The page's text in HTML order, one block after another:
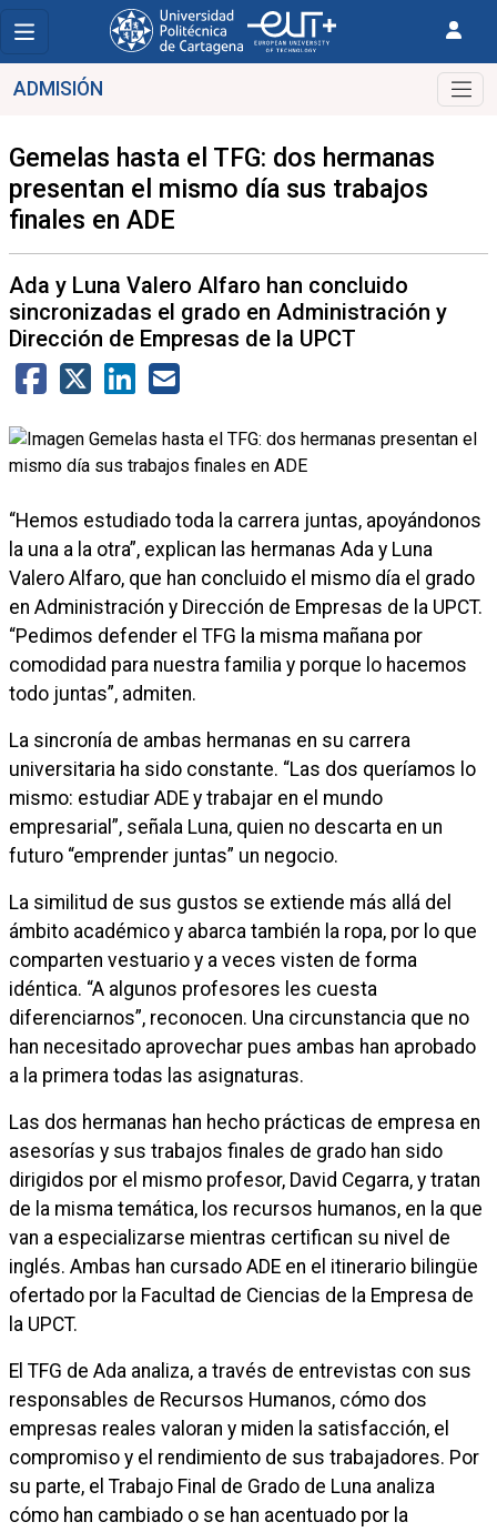
ADMISIÓN
Gemelas hasta el TFG: dos hermanas
presentan el mismo día sus trabajos
finales en ADE
Ada y Luna Valero Alfaro han concluido
sincronizadas el grado en Administración y
Dirección de Empresas de la UPCT
“Hemos estudiado toda la carrera juntas, apoyándonos
la una a la otra”, explican las hermanas Ada y Luna
Valero Alfaro, que han concluido el mismo día el grado
en Administración y Dirección de Empresas de la UPCT.
“Pedimos defender el TFG la misma mañana por
comodidad para nuestra familia y porque lo hacemos
todo juntas”, admiten.
La sincronía de ambas hermanas en su carrera
universitaria ha sido constante. “Las dos queríamos lo
mismo: estudiar ADE y trabajar en el mundo
empresarial”, señala Luna, quien no descarta en un
futuro “emprender juntas” un negocio.
La similitud de sus gustos se extiende más allá del
ámbito académico y abarca también la ropa, por lo que
comparten vestuario y a veces visten de forma
idéntica. “A algunos profesores les cuesta
diferenciarnos”, reconocen. Una circunstancia que no
han necesitado aprovechar pues ambas han aprobado
a la primera todas las asignaturas.
Las dos hermanas han hecho prácticas de empresa en
asesorías y sus trabajos finales de grado han sido
dirigidos por el mismo profesor, David Cegarra, y tratan
de la misma temática, los recursos humanos, en la que
van a especializarse mientras certifican su nivel de
inglés. Ambas han cursado ADE en el itinerario bilingüe
ofertado por la Facultad de Ciencias de la Empresa de
la UPCT.
El TFG de Ada analiza, a través de entrevistas con sus
responsables de Recursos Humanos, cómo dos
empresas reales valoran y miden la satisfacción, el
compromiso y el rendimiento de sus trabajadores. Por
su parte, el Trabajo Final de Grado de Luna analiza
cómo han cambiado o se han acentuado por la